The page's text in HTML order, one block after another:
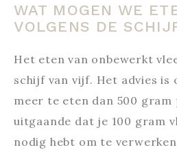
WAT MOGEN WE
VOLGENS DE
Het eten van onbewerkt
schijf van vijf. Het advies is
meer te eten dan 500 gram
uitgaande dat je 100 gram
nodig hebt om te